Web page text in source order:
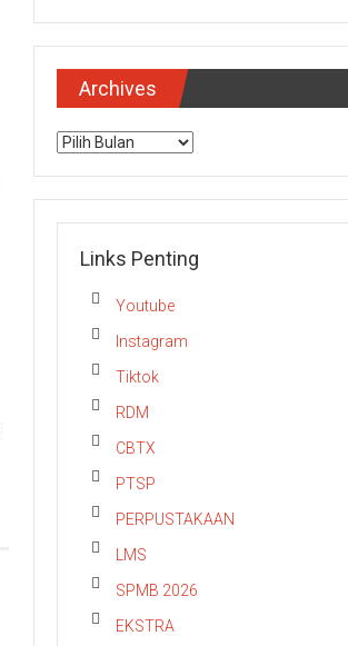
Archives
Archives
Links Penting
Youtube
Instagram
Tiktok
RDM
CBTX
PTSP
PERPUSTAKAAN
LMS
SPMB 2026
EKSTRA